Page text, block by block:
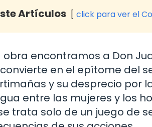
Artículos click para ver el
obra encontramos a Don
en el epítome del
y su desprecio por
entre las mujeres y los
trata solo de un juego de